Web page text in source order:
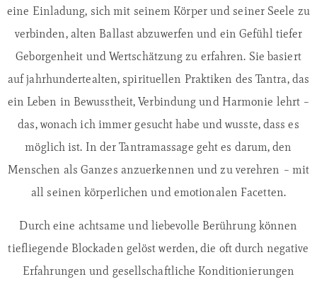
eine Einladung, sich mit seinem Körper und seiner Seele zu
verbinden, alten Ballast abzuwerfen und ein Gefühl tiefer
Geborgenheit und Wertschätzung zu erfahren. Sie basiert
auf jahrhundertealten, spirituellen Praktiken des Tantra, das
ein Leben in Bewusstheit, Verbindung und Harmonie lehrt –
das, wonach ich immer gesucht habe und wusste, dass es
möglich ist. In der Tantramassage geht es darum, den
Menschen als Ganzes anzuerkennen und zu verehren – mit
all seinen körperlichen und emotionalen Facetten.
Durch eine achtsame und liebevolle Berührung können
tiefliegende Blockaden gelöst werden, die oft durch negative
Erfahrungen und gesellschaftliche Konditionierungen